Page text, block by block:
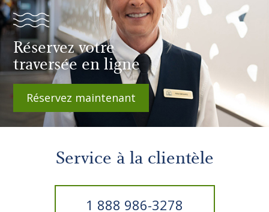
Réservez votre
traversée en ligne
Réservez maintenant
Service à la clientèle
1 888 986-3278